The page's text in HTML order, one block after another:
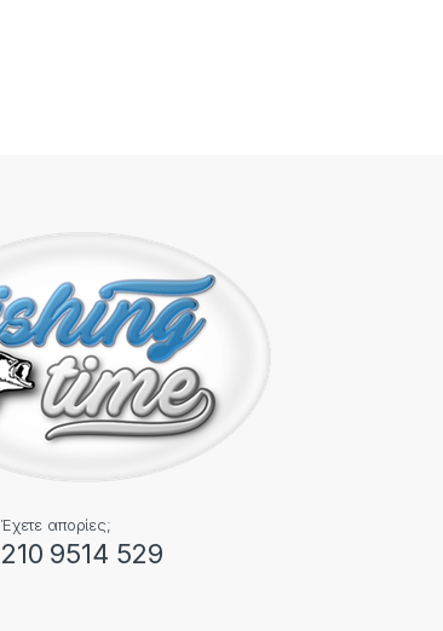
Έχετε απορίες;
210 9514 529